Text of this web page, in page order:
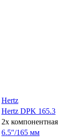
Hertz
Hertz DPK 165.3
2х компонентная
6.5″/165 мм